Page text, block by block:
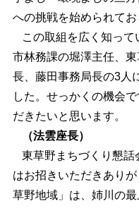
への挑戦を始められてお
この取組を広く知っ
市林務課の堀澤主任、
長、藤田事務局長の3人
した。せっかくの機会
だきたいと思います。
（法雲座長）
東草野まちづくり懇話
はお招きいただきあり
草野地域」は、姉川の